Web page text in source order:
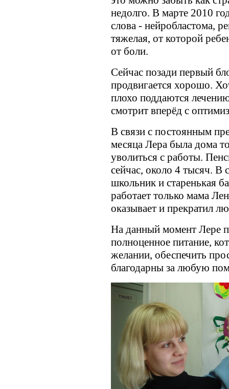
недолго. В марте 2010
слова - нейробластома,
тяжелая, от которой
от боли.
Сейчас позади первый
продвигается хорошо.
плохо поддаются
смотрит вперёд с
В связи с постоянным
месяца Лера была дома
уволиться с работы.
сейчас, около 4 тысяч. В
школьник и старенькая
работает только мама
оказывает и прекратил
На данный момент Лере
полноценное питание,
желании, обеспечить
благодарны за любую